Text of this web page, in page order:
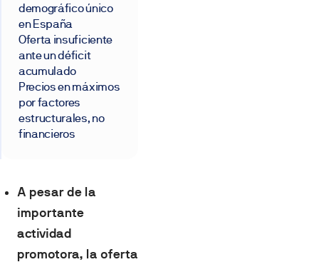
A pesar de la
importante
actividad
promotora, la oferta
demográfico único
en España
Oferta insuficiente
ante un déficit
acumulado
Precios en máximos
por factores
estructurales, no
financieros